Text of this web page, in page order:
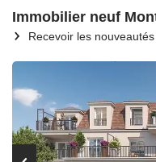
Immobilier neuf
Recevoir les